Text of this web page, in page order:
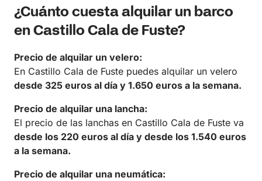
¿Cuánto cuesta alquilar un barco
en Castillo Cala de Fuste?
Precio de alquilar un velero:
En Castillo Cala de Fuste puedes alquilar un velero
desde 325 euros al día y 1.650 euros a la semana.
Precio de alquilar una lancha:
El precio de las lanchas en Castillo Cala de Fuste va
desde los 220 euros al día y desde los 1.540 euros
a la semana.
Precio de alquilar una neumática: